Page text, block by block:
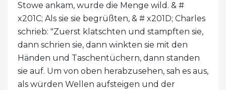
Stowe ankam, wurde die Menge wild. & #
x201C; Als sie sie begrüßten, & # x201D; Charles
schrieb: "Zuerst klatschten und stampften sie,
dann schrien sie, dann winkten sie mit den
Händen und Taschentüchern, dann standen
sie auf. Um von oben herabzusehen, sah es aus,
als würden Wellen aufsteigen und der